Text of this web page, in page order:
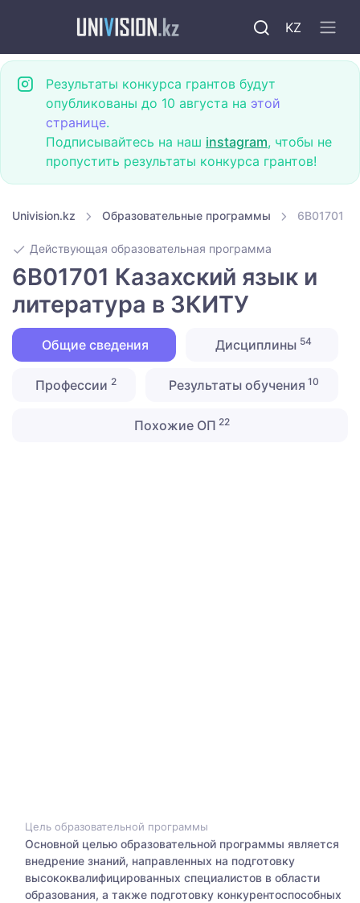
KZ
Результаты конкурса грантов будут
опубликованы до 10 августа на этой
странице.
Подписывайтесь на наш instagram, чтобы не
пропустить результаты конкурса грантов!
Univision.kz Образовательные программы 6B01701
Действующая образовательная программа
6B01701 Казахский язык и
литература в ЗКИТУ
Общие сведения Дисциплины 54
Профессии 2 Результаты обучения 10
Похожие ОП 22
Цель образовательной программы
Основной целью образовательной программы является
внедрение знаний, направленных на подготовку
высококвалифицированных специалистов в области
образования, а также подготовку конкурентоспособных